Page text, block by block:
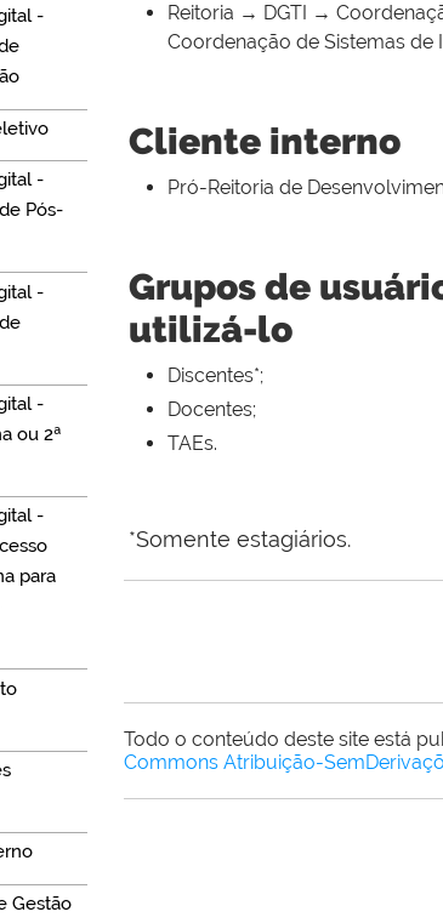
-
-
Pós-
-
-
ou 2ª
-
para
Gestão
Reitoria → DGTI →
Coordenação de Sistemas de
Cliente interno
Pró-Reitoria de
Grupos de
utilizá-lo
Discentes*;
Docentes;
TAEs.
*Somente estagiários.
Todo o conteúdo deste site está
Commons Atribuição-